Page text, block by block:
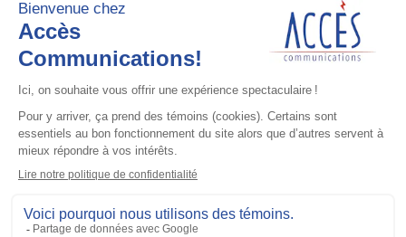
Accessoires général
UHF 3.5dB Gain Through-hole Mount
Antenna, 470-494 MHz
Ajouter à la liste